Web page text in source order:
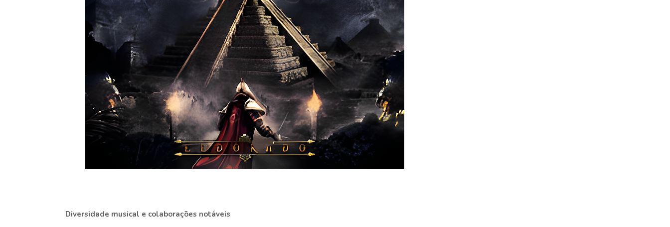
Diversidade musical e colaborações notáveis